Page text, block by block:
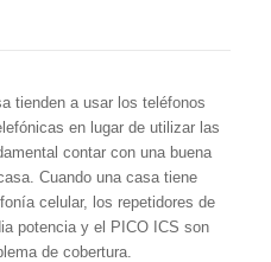
tienden a usar los teléfonos
en lugar de utilizar las
contar con una buena
Cuando una casa tiene
celular, los repetidores de
potencia y el PICO ICS son
de cobertura.